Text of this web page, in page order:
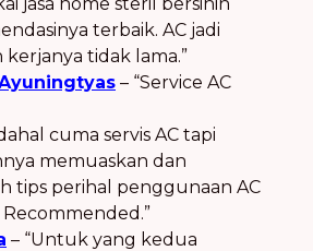
terbaik. AC jadi
kerjanya tidak lama.”
– “Service AC
cuma servis AC tapi
memuaskan dan
tips perihal penggunaan AC
– “Untuk yang kedua